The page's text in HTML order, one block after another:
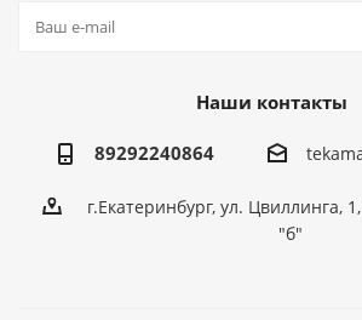
Наши контакты
89292240864
г.Екатеринбург, ул. Цвиллинга,
"б"